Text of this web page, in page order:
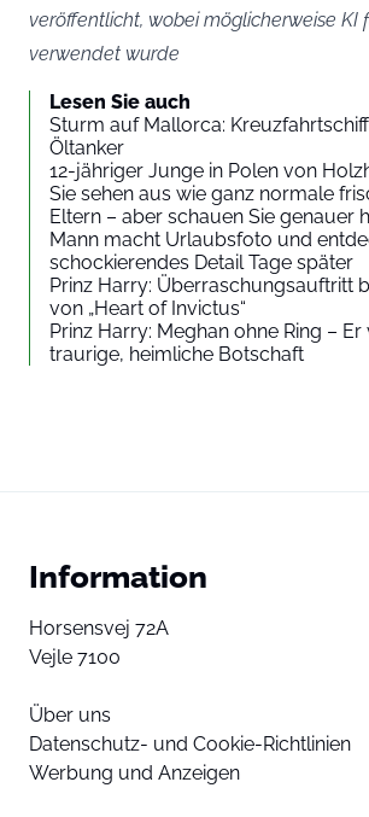
veröffentlicht, wobei möglicherweise KI
verwendet wurde
Lesen Sie auch
Sturm auf Mallorca:
Öltanker
12-jähriger Junge in Polen von
Sie sehen aus wie ganz normale
Eltern – aber schauen Sie genauer
Mann macht Urlaubsfoto und
schockierendes Detail Tage später
Prinz Harry: Überraschungsauftritt
von „Heart of Invictus“
Prinz Harry: Meghan ohne Ring –
traurige, heimliche Botschaft
Information
Horsensvej 72A
Vejle 7100
Über uns
Datenschutz- und Cookie-Richtlinien
Werbung und Anzeigen